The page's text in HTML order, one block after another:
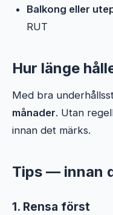
Balkong eller
RUT
Hur länge
Med bra
månader. Utan
innan det märks.
Tips — innan
1. Rensa först